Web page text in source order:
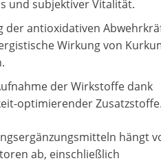
und subjektiver Vitalität.
der antioxidativen
Wirkung von
der Wirkstoffe dank
optimierender
hängt
ab, einschließlich